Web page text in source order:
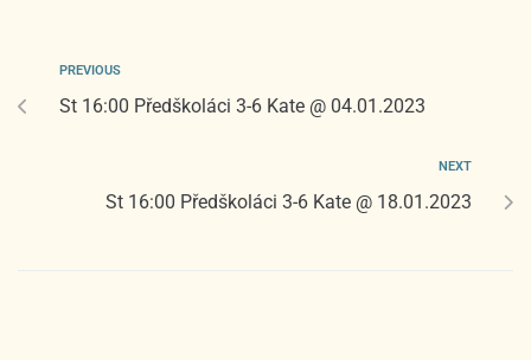
PREVIOUS
St 16:00 Předškoláci 3-6 Kate @ 04.01.2023
NEXT
St 16:00 Předškoláci 3-6 Kate @ 18.01.2023